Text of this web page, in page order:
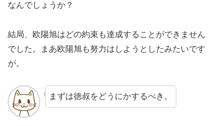
なんでしょうか？
結局、欧陽旭はどの約束も達成することができません
でした。まあ欧陽旭も努力はしようとしたみたいです
が。
まずは徳叔をどうにかするべき。